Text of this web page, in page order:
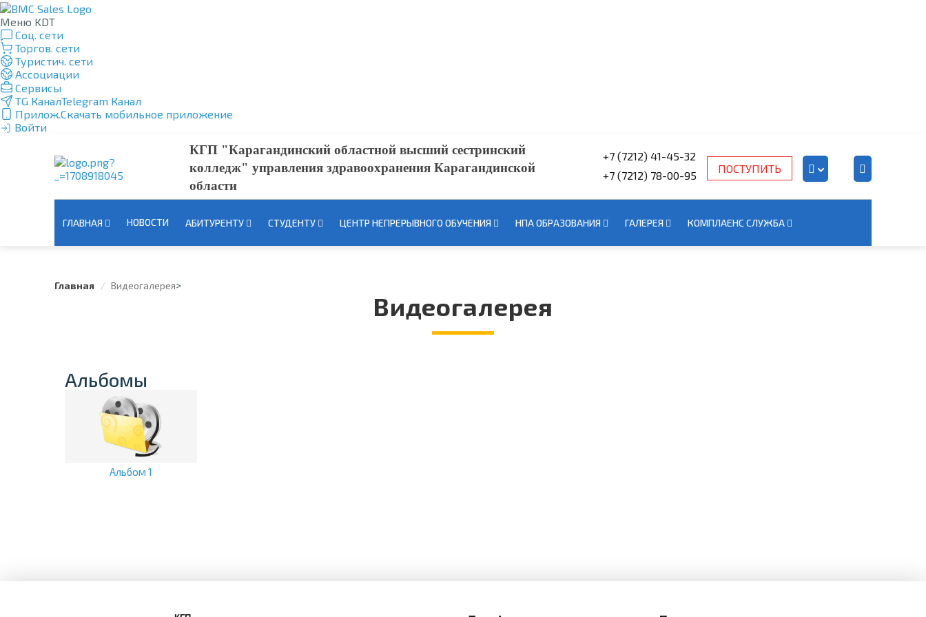
Меню KDT
Соц. сети
Торгов. сети
Туристич. сети
Ассоциации
Сервисы
TG КаналTelegram Канал
Прилож.Скачать мобильное приложение
Войти
КГП "Карагандинский областной высший сестринский
колледж" управления здравоохранения Карагандинской
области
+7 (7212) 41-45-32
+7 (7212) 78-00-95
ПОСТУПИТЬ
ГЛАВНАЯ НОВОСТИ АБИТУРЕНТУ СТУДЕНТУ ЦЕНТР НЕПРЕРЫВНОГО ОБУЧЕНИЯ НПА ОБРАЗОВАНИЯ ГАЛЕРЕЯ КОМПЛАЕНС СЛУЖБА
>
Главная Видеогалерея
Видеогалерея
Альбомы
Альбом 1